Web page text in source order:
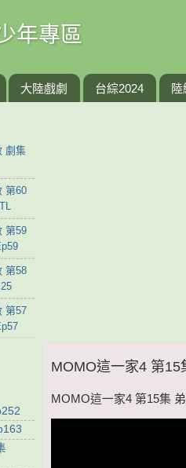
年專區
大陸戲劇 台綜2024 陸
MOMO這一家4 第
MOMO這一家4 第15集
劇集
第60
第59
第58
第57